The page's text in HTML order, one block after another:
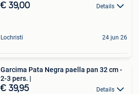
€ 39,00 Details
Lochristi 24 jun 26
Garcima Pata Negra paella pan 32 cm -
2-3 pers. |
€ 39,95 Details